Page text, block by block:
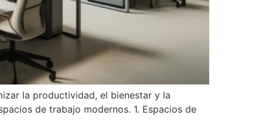
la productividad, el bienestar y la
de trabajo modernos. 1. Espacios de